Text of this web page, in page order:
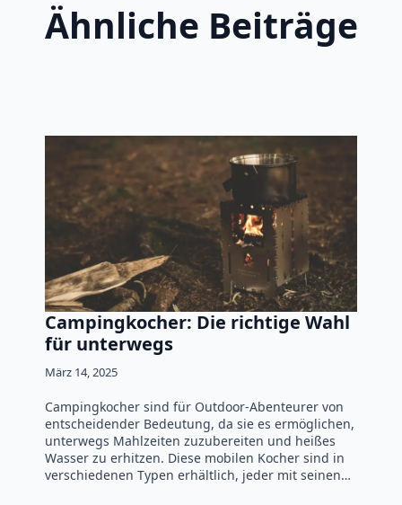
Ähnliche Beiträge
Campingkocher: Die richtige Wahl
für unterwegs
März 14, 2025
Campingkocher sind für Outdoor-Abenteurer von
entscheidender Bedeutung, da sie es ermöglichen,
unterwegs Mahlzeiten zuzubereiten und heißes
Wasser zu erhitzen. Diese mobilen Kocher sind in
verschiedenen Typen erhältlich, jeder mit seinen…